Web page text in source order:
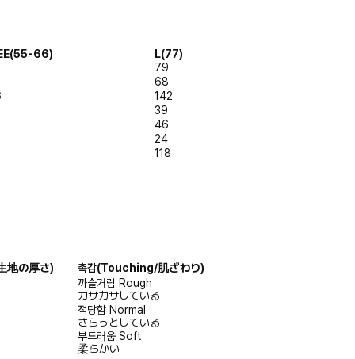
66)
L(77)
79
68
142
39
46
24
118
の厚さ) 촉감(Touching/肌ざわり)
까슬거림 Rough
カサカサしている
적당함 Normal
さらっとしている
부드러움 Soft
柔らかい